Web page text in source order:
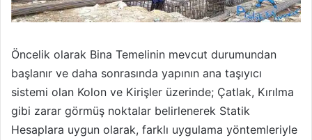
Öncelik olarak Bina Temelinin mevcut durumundan
başlanır ve daha sonrasında yapının ana taşıyıcı
sistemi olan Kolon ve Kirişler üzerinde; Çatlak, Kırılma
gibi zarar görmüş noktalar belirlenerek Statik
Hesaplara uygun olarak, farklı uygulama yöntemleriyle